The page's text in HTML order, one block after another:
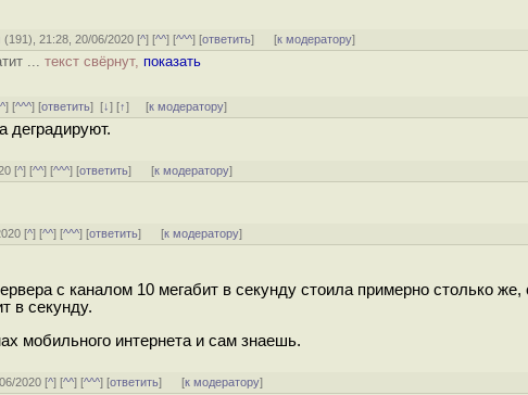
(191), 21:28, 20/06/2020 [^] [^^] [^^^] [ответить] [к модератору]
... текст свёрнут, показать
] [^^^] [ответить][↓] [↑] [к модератору]
деградируют.
[^] [^^] [^^^] [ответить] [к модератору]
[^] [^^] [^^^] [ответить] [к модератору]
с каналом 10 мегабит в секунду стоила примерно столько
в секунду.
мобильного интернета и сам знаешь.
2020 [^] [^^] [^^^] [ответить] [к модератору]